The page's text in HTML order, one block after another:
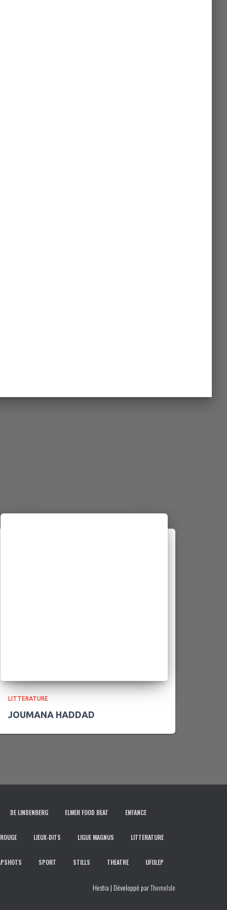
LITTERATURE
JOUMANA HADDAD
DE LINDENBERG ELMER FOOD BEAT ENFANCE
LIEUX-DITS LIGUE MAGNUS LITTERATURE
SPORT STILLS THEATRE UFOLEP
Hestia | Développé parThemeIsle